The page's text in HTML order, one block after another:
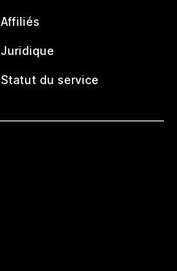
Affiliés
Juridique
Statut du service